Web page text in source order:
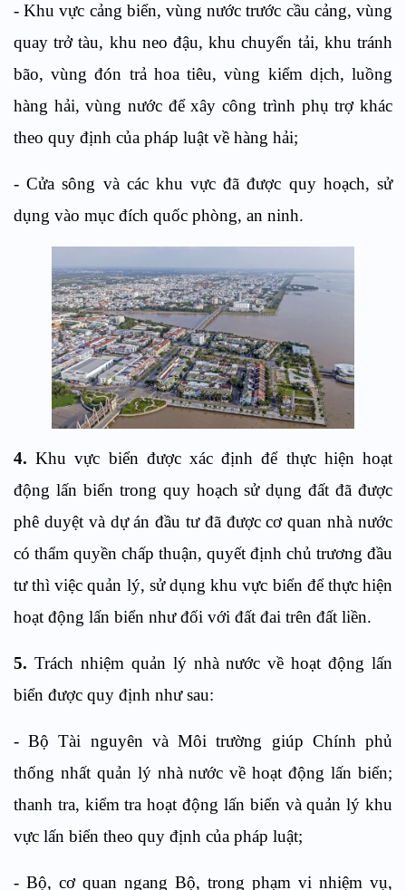
- Khu vực cảng biển, vùng nước trước cầu cảng, vùng
quay trở tàu, khu neo đậu, khu chuyển tải, khu tránh
bão, vùng đón trả hoa tiêu, vùng kiểm dịch, luồng
hàng hải, vùng nước để xây công trình phụ trợ khác
theo quy định của pháp luật về hàng hải;
- Cửa sông và các khu vực đã được quy hoạch, sử
dụng vào mục đích quốc phòng, an ninh.
4. Khu vực biển được xác định để thực hiện hoạt
động lấn biển trong quy hoạch sử dụng đất đã được
phê duyệt và dự án đầu tư đã được cơ quan nhà nước
có thẩm quyền chấp thuận, quyết định chủ trương đầu
tư thì việc quản lý, sử dụng khu vực biển để thực hiện
hoạt động lấn biển như đối với đất đai trên đất liền.
5. Trách nhiệm quản lý nhà nước về hoạt động lấn
biển được quy định như sau:
- Bộ Tài nguyên và Môi trường giúp Chính phủ
thống nhất quản lý nhà nước về hoạt động lấn biển;
thanh tra, kiểm tra hoạt động lấn biển và quản lý khu
vực lấn biển theo quy định của pháp luật;
- Bộ, cơ quan ngang Bộ, trong phạm vi nhiệm vụ,